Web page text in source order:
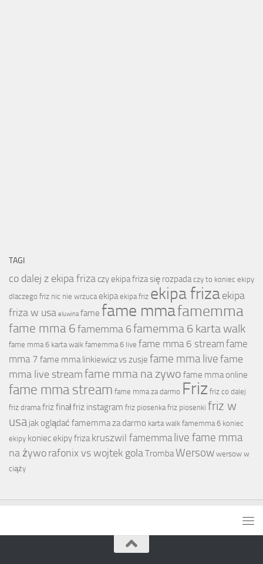
TAGI
co dalej z ekipa friza czy ekipa friza się rozpada czy to koniec ekipy
dlaczego friz nic nie wrzuca ekipa ekipa friz ekipa frizaekipa
friza w usa eluwina fame fame mmafamemma
fame mma 6famemma 6famemma 6 karta walk
fame mma 6 karta walk famemma 6 live fame mma 6 stream fame
mma 7 fame mma linkiewicz vs zusje fame mma livefame
mma live streamfame mma na zywo fame mma online
fame mma stream fame mma za darmo Friz friz co dalej
friz drama friz finałfriz instagram friz piosenka friz piosenki friz w
usa jak oglądać famemma za darmo karta walk famemma 6 koniec
ekipy koniec ekipy friza kruszwil famemma live fame mma
na żyworafonix vs wojtek golaTrombaWersow wersow w
ciąży